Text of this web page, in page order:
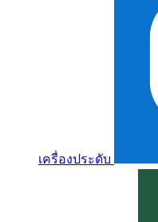
เครื่องประดับ